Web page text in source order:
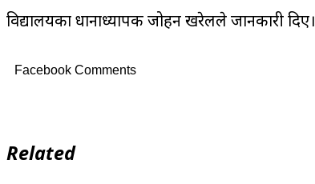
विद्यालयका प्रधानाध्यापक जोहन खरेलले जानकारी दिए।
Facebook Comments
Related